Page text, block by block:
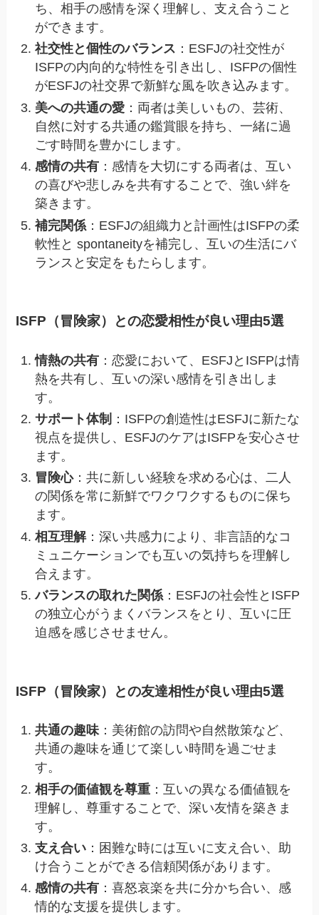
ち、相手の感情を深く理解し、支え合うこと
ができます。
社交性と個性のバランス ：ESFJの社交性が
ISFPの内向的な特性を引き出し、ISFPの個性
がESFJの社交界で新鮮な風を吹き込みます。
美への共通の愛 ：両者は美しいもの、芸術、
自然に対する共通の鑑賞眼を持ち、一緒に過
ごす時間を豊かにします。
感情の共有 ：感情を大切にする両者は、互い
の喜びや悲しみを共有することで、強い絆を
築きます。
補完関係 ：ESFJの組織力と計画性はISFPの柔
軟性と spontaneityを補完し、互いの生活にバ
ランスと安定をもたらします。
ISFP（冒険家）との恋愛相性が良い理由5選
情熱の共有 ：恋愛において、ESFJとISFPは情
熱を共有し、互いの深い感情を引き出しま
す。
サポート体制 ：ISFPの創造性はESFJに新たな
視点を提供し、ESFJのケアはISFPを安心させ
ます。
冒険心：共に新しい経験を求める心は、二人
の関係を常に新鮮でワクワクするものに保ち
ます。
相互理解：深い共感力により、非言語的なコ
ミュニケーションでも互いの気持ちを理解し
合えます。
バランスの取れた関係：ESFJの社会性とISFP
の独立心がうまくバランスをとり、互いに圧
迫感を感じさせません。
ISFP（冒険家）との友達相性が良い理由5選
共通の趣味：美術館の訪問や自然散策など、
共通の趣味を通じて楽しい時間を過ごせま
す。
相手の価値観を尊重 ：互いの異なる価値観を
理解し、尊重することで、深い友情を築きま
す。
支え合い ：困難な時には互いに支え合い、助
け合うことができる信頼関係があります。
感情の共有 ：喜怒哀楽を共に分かち合い、感
情的な支援を提供します。